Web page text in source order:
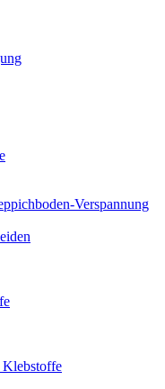
Verspannung
Klebstoffe